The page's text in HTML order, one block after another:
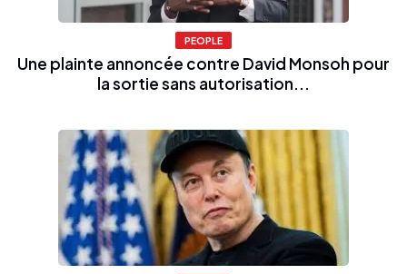
PEOPLE
Une plainte annoncée contre David Monsoh pour
la sortie sans autorisation...